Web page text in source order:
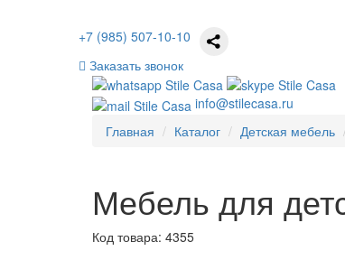
+7 (985) 507-10-10
Заказать звонок
info@stilecasa.ru
Главная
Каталог Детская мебель
Мебель для
Код товара: 4355